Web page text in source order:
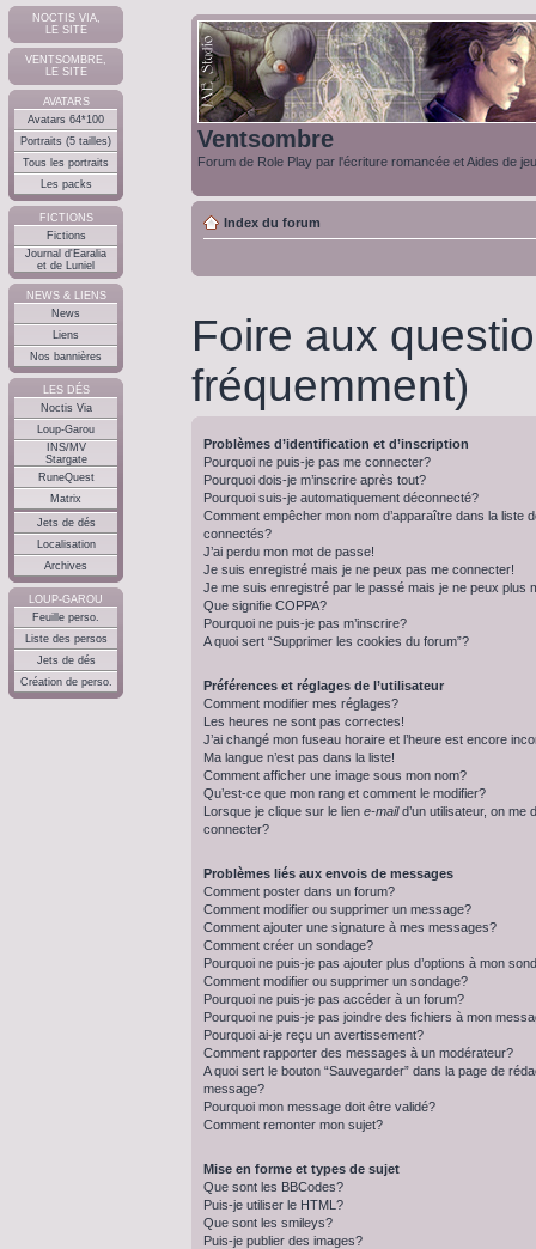
NOCTIS VIA,
LE SITE
VENTSOMBRE,
LE SITE
AVATARS
Avatars 64*100
Portraits (5 tailles)
Tous les portraits
Les packs
FICTIONS
Fictions
Journal d'Earalia
et de Luniel
NEWS & LIENS
News
Liens
Nos bannières
LES DÉS
Noctis Via
Loup-Garou
INS/MV
Stargate
RuneQuest
Matrix
Jets de dés
Localisation
Archives
LOUP-GAROU
Feuille perso.
Liste des persos
Jets de dés
Création de perso.
Ventsombre
Forum de Role Play par l'écriture romancée et Aides de
Index du forum
Foire aux
fréquemment)
Problèmes d’identification et d’inscription
Pourquoi ne puis-je pas me connecter?
Pourquoi dois-je m’inscrire après tout?
Pourquoi suis-je automatiquement déconnecté?
Comment empêcher mon nom d’apparaître dans la liste
connectés?
J’ai perdu mon mot de passe!
Je suis enregistré mais je ne peux pas me connecter!
Je me suis enregistré par le passé mais je ne peux plus
Que signifie COPPA?
Pourquoi ne puis-je pas m’inscrire?
A quoi sert “Supprimer les cookies du forum”?
Préférences et réglages de l’utilisateur
Comment modifier mes réglages?
Les heures ne sont pas correctes!
J’ai changé mon fuseau horaire et l’heure est encore
Ma langue n’est pas dans la liste!
Comment afficher une image sous mon nom?
Qu’est-ce que mon rang et comment le modifier?
Lorsque je clique sur le lien e-maild’un utilisateur, on me
connecter?
Problèmes liés aux envois de messages
Comment poster dans un forum?
Comment modifier ou supprimer un message?
Comment ajouter une signature à mes messages?
Comment créer un sondage?
Pourquoi ne puis-je pas ajouter plus d’options à mon
Comment modifier ou supprimer un sondage?
Pourquoi ne puis-je pas accéder à un forum?
Pourquoi ne puis-je pas joindre des fichiers à mon
Pourquoi ai-je reçu un avertissement?
Comment rapporter des messages à un modérateur?
A quoi sert le bouton “Sauvegarder” dans la page de
message?
Pourquoi mon message doit être validé?
Comment remonter mon sujet?
Mise en forme et types de sujet
Que sont les BBCodes?
Puis-je utiliser le HTML?
Que sont les smileys?
Puis-je publier des images?